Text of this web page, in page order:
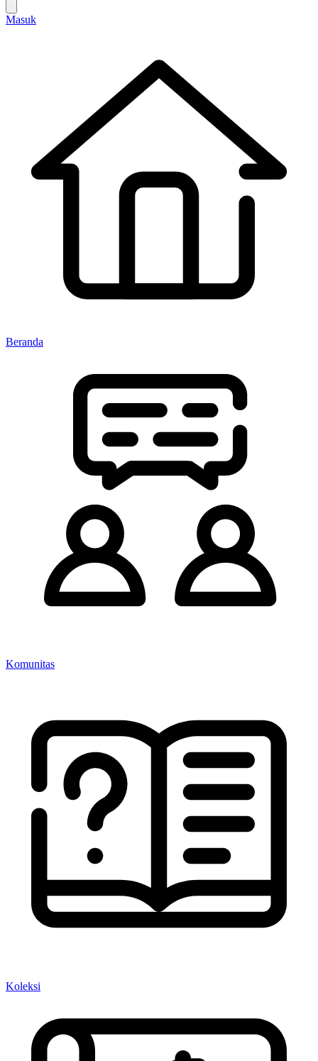
Masuk
Beranda
Komunitas
Koleksi